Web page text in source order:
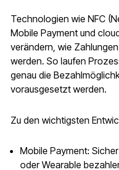
Technologien wie NFC
Mobile Payment und
verändern, wie
werden. So laufen
genau die
vorausgesetzt werden.
Zu den wichtigsten
Mobile Payment:
oder Wearable